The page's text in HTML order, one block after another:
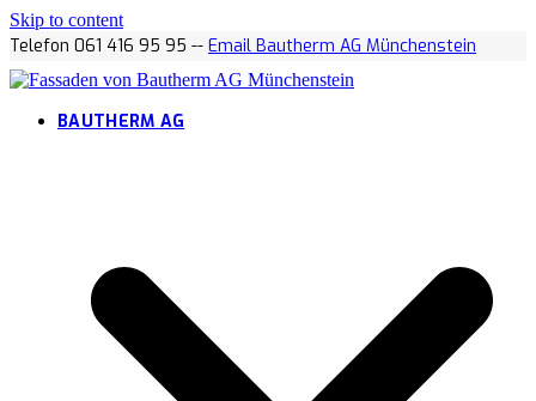
Skip to content
Telefon 061 416 95 95 -- Email Bautherm AG Münchenstein
BAUTHERM AG